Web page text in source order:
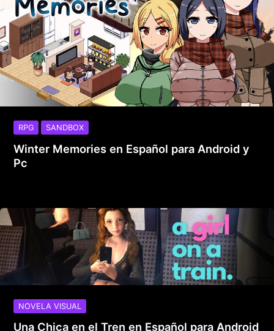
RPG SANDBOX
Winter Memories en Español para Android y
Pc
NOVELA VISUAL
Una Chica en el Tren en Español para Android